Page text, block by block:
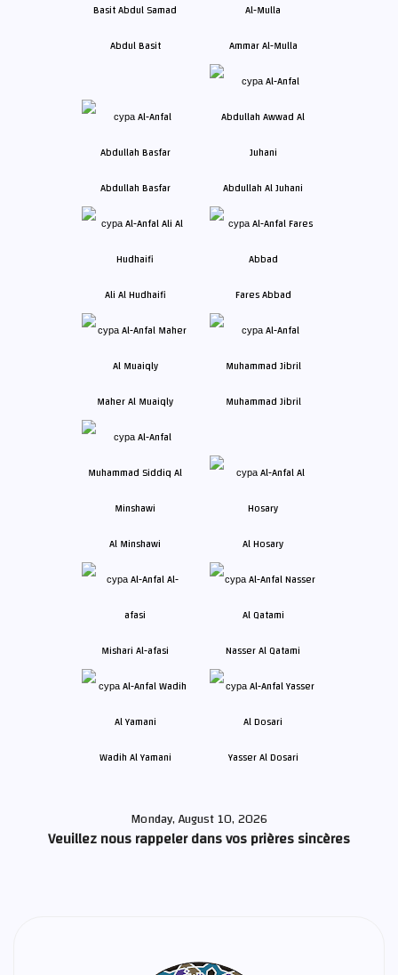
Abdul Basit Ammar Al-Mulla
Abdullah Basfar Abdullah Al Juhani
Ali Al Hudhaifi Fares Abbad
Maher Al Muaiqly Muhammad Jibril
Al Minshawi Al Hosary
Mishari Al-afasi Nasser Al Qatami
Wadih Al Yamani Yasser Al Dosari
Monday, August 10, 2026
Veuillez nous rappeler dans vos prières sincères